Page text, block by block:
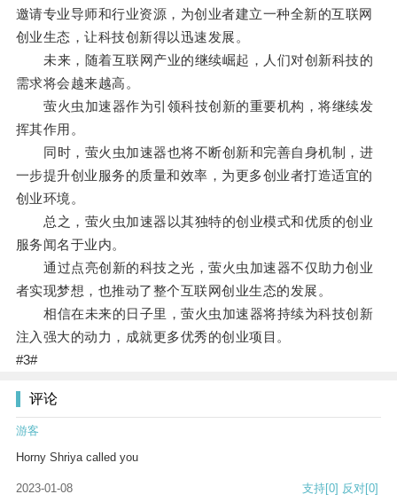
邀请专业导师和行业资源，为创业者建立一种全新的互联网
创业生态，让科技创新得以迅速发展。
未来，随着互联网产业的继续崛起，人们对创新科技的
需求将会越来越高。
萤火虫加速器作为引领科技创新的重要机构，将继续发
挥其作用。
同时，萤火虫加速器也将不断创新和完善自身机制，进
一步提升创业服务的质量和效率，为更多创业者打造适宜的
创业环境。
总之，萤火虫加速器以其独特的创业模式和优质的创业
服务闻名于业内。
通过点亮创新的科技之光，萤火虫加速器不仅助力创业
者实现梦想，也推动了整个互联网创业生态的发展。
相信在未来的日子里，萤火虫加速器将持续为科技创新
注入强大的动力，成就更多优秀的创业项目。
#3#
评论
游客
Horny Shriya called you
2023-01-08 支持[0] 反对[0]